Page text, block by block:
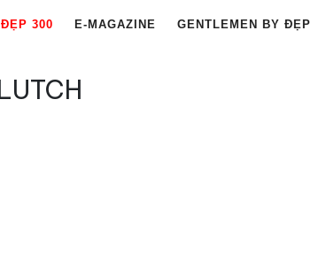
ĐẸP 300 E-MAGAZINE GENTLEMEN BY ĐẸP